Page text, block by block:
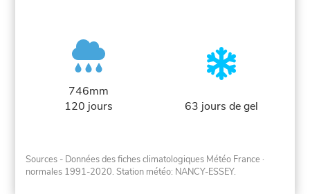
746mm
120 jours
63 jours de gel
Sources - Données des fiches climatologiques Météo France ·
normales 1991-2020. Station météo: NANCY-ESSEY.